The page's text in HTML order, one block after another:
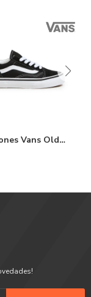
Vans Old
niño - Black